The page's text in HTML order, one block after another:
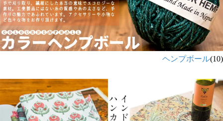
ヘンプボール(10)